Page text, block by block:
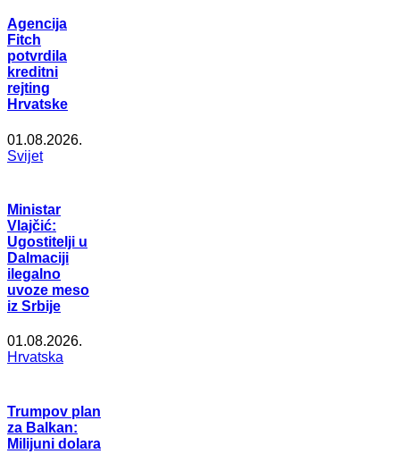
Agencija
Fitch
potvrdila
kreditni
rejting
Hrvatske
01.08.2026.
Svijet
Ministar
Vlajčić:
Ugostitelji u
Dalmaciji
ilegalno
uvoze meso
iz Srbije
01.08.2026.
Hrvatska
Trumpov plan
za Balkan:
Milijuni dolara